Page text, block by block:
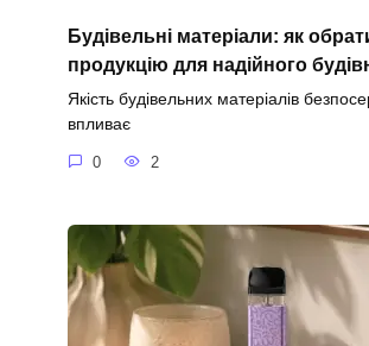
Будівельні матеріали: як
продукцію для надійного
Якість будівельних матеріалів
впливає
0 2